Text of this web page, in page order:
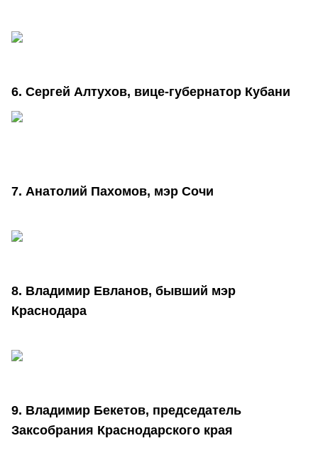
6. Сергей Алтухов, вице-губернатор Кубани
7. Анатолий Пахомов, мэр Сочи
8. Владимир Евланов, бывший мэр
Краснодара
9. Владимир Бекетов, председатель
Заксобрания Краснодарского края